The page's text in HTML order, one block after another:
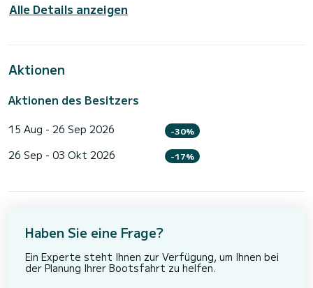
Alle Details anzeigen
Aktionen
Aktionen des Besitzers
15 Aug - 26 Sep 2026 -30%
26 Sep - 03 Okt 2026 -17%
Haben Sie eine Frage?
Ein Experte steht Ihnen zur Verfügung, um Ihnen bei
der Planung Ihrer Bootsfahrt zu helfen.